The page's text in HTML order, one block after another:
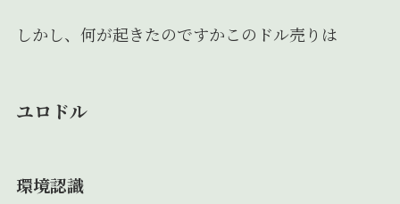
しかし、何が起きたのですかこのドル売りは
ユロドル
環境認識